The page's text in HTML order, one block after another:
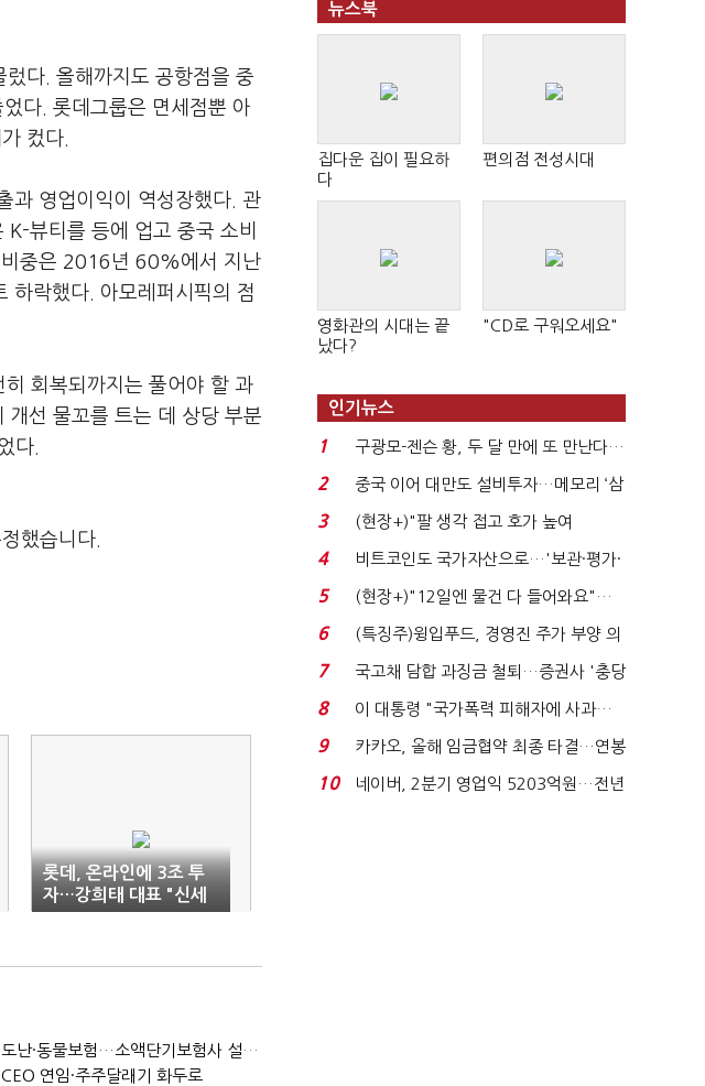
다. 올해까지도 공항점을 중
다. 롯데그룹은 면세점뿐 아
컸다.
과 영업이익이 역성장했다. 관
뷰티를 등에 업고 중국 소비
비중은 2016년 60%에서 지난
락했다. 아모레퍼시픽의 점
회복되까지는 풀어야 할 과
선 물꼬를 트는 데 상당 부분
다.
했습니다.
롯데, 온라인에 3조 투
자…강희태 대표 "신세
계에 경쟁우위 설 것"
(보험사 혁신로드맵)①날씨·도난·동물보험…소액단기보험사 설립 추진
연임·주주달래기 화두로
뉴스북
집다운 집이 필요하
다
편의점 전성시대
영화관의 시대는 끝
났다?
"CD로 구워오세요"
인기뉴스
1
구광모-젠슨 황, 두 달 만에 또 만난다…
로봇·AI 등 논...
2
중국 이어 대만도 설비투자…메모리 ‘삼
국전쟁’
3
(현장+)"팔 생각 접고 호가 높여
요"…'덜 똘똘한 한 채' 20...
4
비트코인도 국가자산으로…'보관·평가·
처분' 기준은 ...
5
(현장+)"12일엔 물건 다 들어와요"…
빈 매대 채우며 문 연 ...
6
(특징주)윙입푸드, 경영진 주가 부양 의
지에 상한가...
7
국고채 담합 과징금 철퇴…증권사 '충당
금 폭탄' 우려...
8
이 대통령 "국가폭력 피해자에 사과…
적극적 조사로 진...
9
카카오, 올해 임금협약 최종 타결…연봉
6.3% 인상·격려...
10
네이버, 2분기 영업익 5203억원…전년